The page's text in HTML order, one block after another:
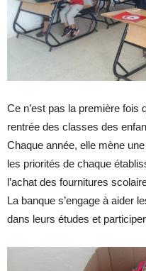
Ce n’est pas la première fois
rentrée des classes des
Chaque année, elle mène
les priorités de chaque
l’achat des fournitures
La banque s’engage à aider
dans leurs études et